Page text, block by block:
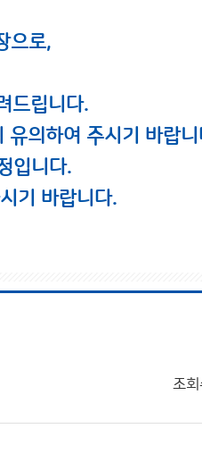
으로,
드립니다.
의하여 주시기 바랍니
입니다.
기 바랍니다.
조회